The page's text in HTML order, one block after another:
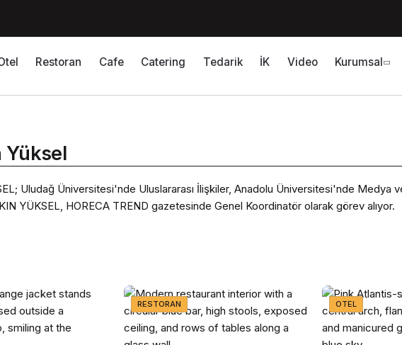
Restoran Cafe Catering Tedarik İK Video Kurumsal
Yüksel
Uludağ Üniversitesi'nde Uluslararası İlişkiler, Anadolu Üniversitesi'nde
YÜKSEL, HORECA TREND gazetesinde Genel Koordinatör olarak görev alıyor.
RESTORAN OTEL